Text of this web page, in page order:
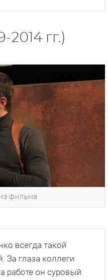
2014 гг.)
фильма
всегда такой
За глаза коллеги
работе он суровый